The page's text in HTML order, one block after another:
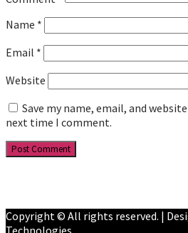
Name *
Email *
Website
Save my name, email, and
next time I comment.
Copyright © All rights reserved. |